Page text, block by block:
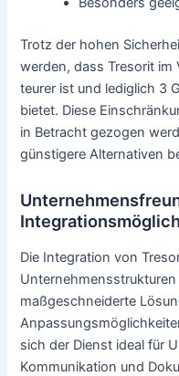
Trotz der hohen
werden, dass Tresorit im
teurer ist und lediglich 3
bietet. Diese
in Betracht gezogen
günstigere Alternativen
Die Integration von
maßgeschneiderte
sich der Dienst ideal für
Kommunikation und